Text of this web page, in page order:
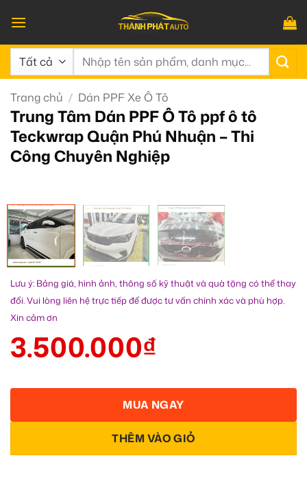
qua
nội
dung
Tìm
Trang chủ / Dán PPF Xe Ô Tô
Trung Tâm Dán PPF Ô Tô ppf ô tô
Teckwrap Quận Phú Nhuận – Thi
Công Chuyên Nghiệp
Lưu ý: Bảng giá, hình ảnh, thông số kỹ thuật và quà tặng có thể thay
đổi. Vui lòng liên hệ trực tiếp để được tư vấn chính xác và phù hợp.
Xin cảm ơn
3.500.000₫
THÊM VÀO GIỎ
MUA NGAY